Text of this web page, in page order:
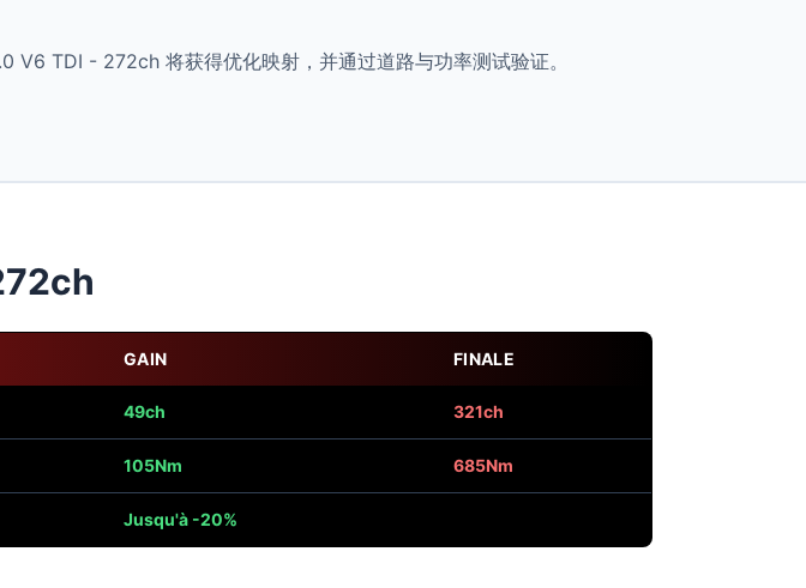
TDI - 272ch 将获得优化映射，并通过道路与功率测试验证。
GAIN FINALE
49ch 321ch
105Nm 685Nm
Jusqu'à -20%